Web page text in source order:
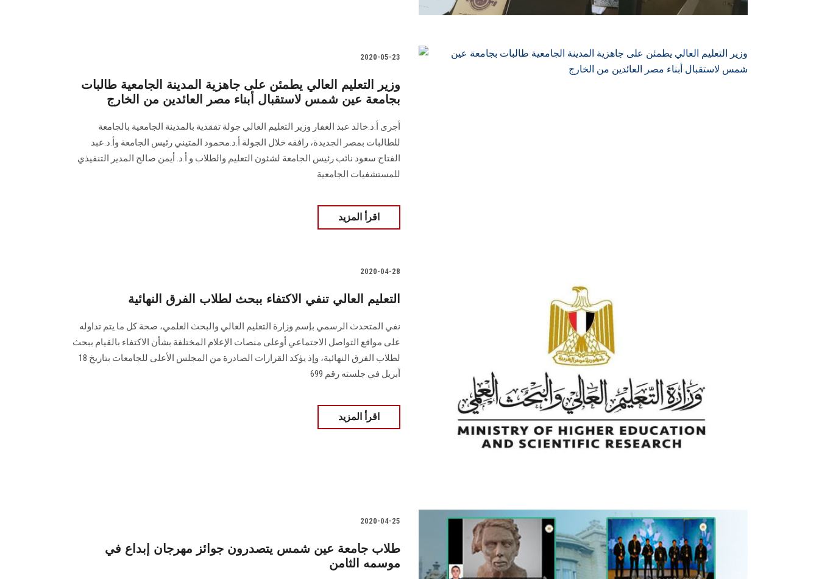
2020-05-23
وزير التعليم العالي يطمئن على جاهزية المدينة الجامعية طالبات
بجامعة عين شمس لاستقبال أبناء مصر العائدين من الخارج
أجرى أ.د.خالد عبد الغفار وزير التعليم العالي جولة تفقدية بالمدينة الجامعية بالجامعة
للطالبات بمصر الجديدة، رافقه خلال الجولة أ.د.محمود المتيني رئيس الجامعة وأ.د.عبد
الفتاح سعود نائب رئيس الجامعة لشئون التعليم والطلاب و أ.د. أيمن صالح المدير التنفيذي
للمستشفيات الجامعية
اقرأ المزيد
2020-04-28
التعليم العالي تنفي الاكتفاء ببحث لطلاب الفرق النهائية
نفي المتحدث الرسمي بإسم وزارة التعليم العالي والبحث العلمي، صحة كل ما يتم تداوله
على مواقع التواصل الاجتماعي أوعلى منصات الإعلام المختلفة بشأن الاكتفاء بالقيام ببحث
لطلاب الفرق النهائية، وإذ يؤكد القرارات الصادرة من المجلس الأعلى للجامعات بتاريخ 18
أبريل في جلسته رقم 699
اقرأ المزيد
2020-04-25
طلاب جامعة عين شمس يتصدرون جوائز مهرجان إبداع في
موسمه الثامن